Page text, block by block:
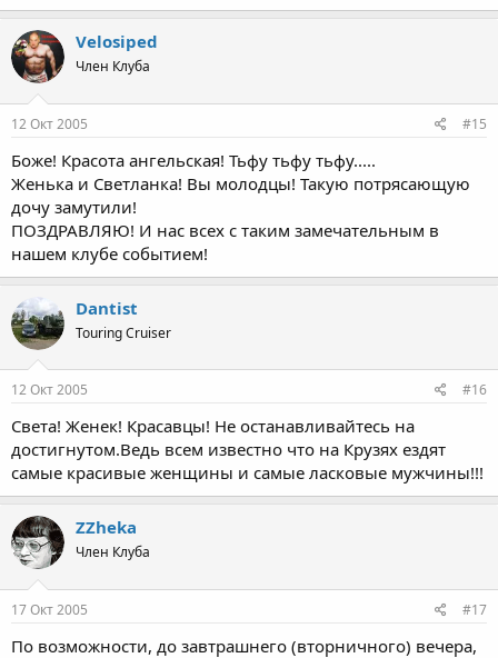
Velosiped
Член Клуба
12 Окт 2005 #15
Боже! Красота ангельская! Тьфу тьфу тьфу.....
Женька и Светланка! Вы молодцы! Такую потрясающую
дочу замутили!
ПОЗДРАВЛЯЮ! И нас всех с таким замечательным в
нашем клубе событием!
Dantist
Touring Cruiser
12 Окт 2005 #16
Света! Женек! Красавцы! Не останавливайтесь на
достигнутом.Ведь всем известно что на Крузях ездят
самые красивые женщины и самые ласковые мужчины!!!
ZZheka
Член Клуба
17 Окт 2005 #17
По возможности, до завтрашнего (вторничного) вечера,